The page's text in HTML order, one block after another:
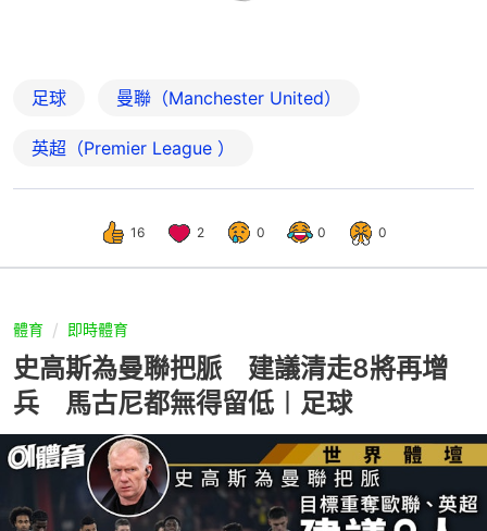
足球 曼聯（Manchester United）
英超（Premier League ）
16 2 0 0 0
體育 即時體育
史高斯為曼聯把脈 建議清走8將再增
兵 馬古尼都無得留低︱足球